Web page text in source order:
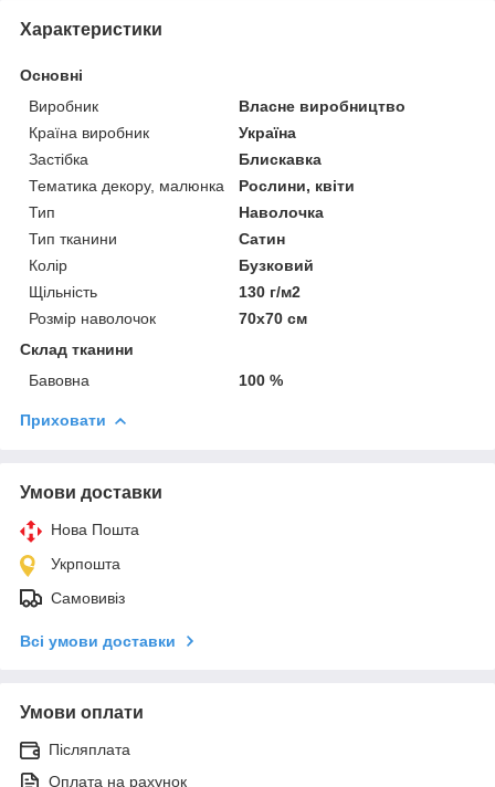
Характеристики
Основні
Виробник
Власне виробництво
Країна виробник
Україна
Застібка
Блискавка
Тематика декору, малюнка
Рослини, квіти
Тип
Наволочка
Тип тканини
Сатин
Колір
Бузковий
Щільність
130 г/м2
Розмір наволочок
70х70 см
Склад тканини
Бавовна
100 %
Приховати
Умови доставки
Нова Пошта
Укрпошта
Самовивіз
Всі умови доставки
Умови оплати
Післяплата
Оплата на рахунок